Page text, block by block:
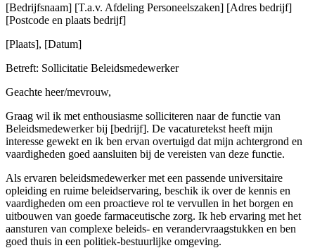
[Bedrijfsnaam] [T.a.v. Afdeling Personeelszaken] [Adres bedrijf]
[Postcode en plaats bedrijf]
[Plaats], [Datum]
Betreft: Sollicitatie Beleidsmedewerker
Geachte heer/mevrouw,
Graag wil ik met enthousiasme solliciteren naar de functie van
Beleidsmedewerker bij [bedrijf]. De vacaturetekst heeft mijn
interesse gewekt en ik ben ervan overtuigd dat mijn achtergrond en
vaardigheden goed aansluiten bij de vereisten van deze functie.
Als ervaren beleidsmedewerker met een passende universitaire
opleiding en ruime beleidservaring, beschik ik over de kennis en
vaardigheden om een proactieve rol te vervullen in het borgen en
uitbouwen van goede farmaceutische zorg. Ik heb ervaring met het
aansturen van complexe beleids- en verandervraagstukken en ben
goed thuis in een politiek-bestuurlijke omgeving.